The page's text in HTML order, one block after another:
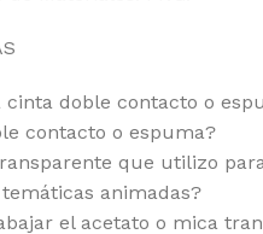
doble contacto o
contacto o espuma?
que utilizo
animadas?
el acetato o mica